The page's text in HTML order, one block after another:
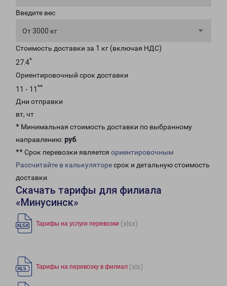
Введите вес
От 3000 кг
Стоимость доставки за 1 кг (включая НДС)
27.4*
Ориентировочный срок доставки
11 - 11 **
Дни отправки
вт, чт
* Минимальная стоимость доставки по выбранному
направлению: руб.
** Срок перевозки является ориентировочным
Рассчитайте в калькуляторесрок и детальную стоимость
доставки.
Скачать тарифы для филиала
«Минусинск»
Тарифы на услуги перевозки (xlsx)
Тарифы на перевозку в филиал (xls)